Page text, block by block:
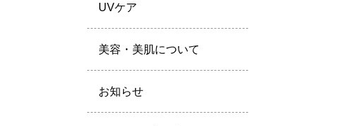
UVケア
美容・美肌について
お知らせ